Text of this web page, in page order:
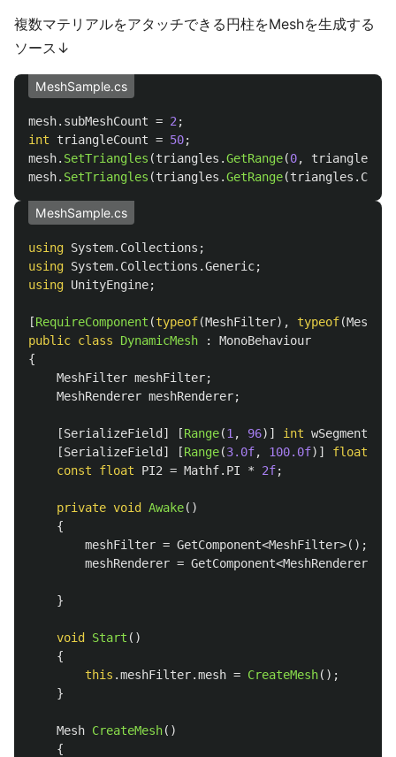
複数マテリアルをアタッチできる円柱をMeshを生成する
ソース↓
MeshSample.cs
mesh. subMeshCount = 2 ;
int
triangleCount = 50;
mesh. SetTriangles (triangles .GetRange(0, triangles
mesh. SetTriangles (triangles .GetRange(triangles . Count
MeshSample.cs
using System.Collections ;
using System.Collections.Generic;
using UnityEngine;
[RequireComponent (typeof(MeshFilter), typeof(
public class DynamicMesh :
MonoBehaviour
{
MeshFilter meshFilter;
MeshRenderer meshRenderer;
[SerializeField] [Range(1 , 96)] int wSegments
[SerializeField] [Range(3.0f, 100.0f)] float
const
float PI2 = Mathf. PI * 2f;
private void Awake()
{
meshFilter = GetComponent<MeshFilter>();
meshRenderer = GetComponent<MeshRenderer
}
void Start ()
{
this .meshFilter.mesh = CreateMesh();
}
Mesh CreateMesh()
{